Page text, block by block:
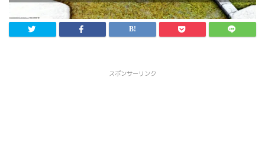
スポンサーリンク